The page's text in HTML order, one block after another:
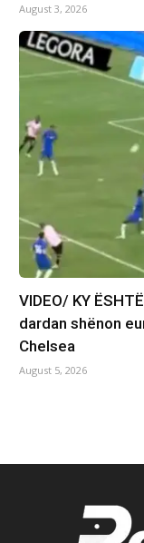
August 3, 2026
VIDEO/ KY
dardan shënon
Chelsea
August 5, 2026